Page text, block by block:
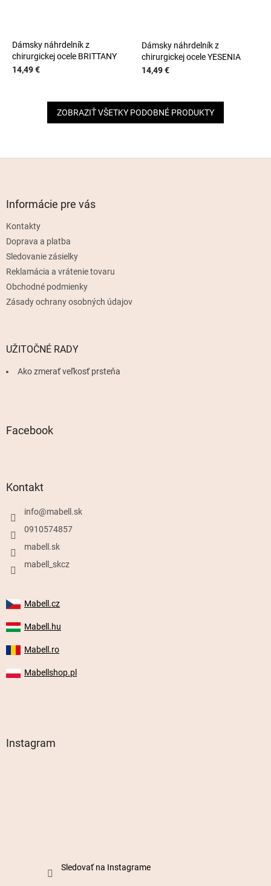
Dámsky náhrdelník z
chirurgickej ocele BRITTANY
14,49 €
Dámsky náhrdelník z
chirurgickej ocele YESENIA
14,49 €
ZOBRAZIŤ VŠETKY PODOBNÉ PRODUKTY
Informácie pre vás
Kontakty
Doprava a platba
Sledovanie zásielky
Reklamácia a vrátenie tovaru
Obchodné podmienky
Zásady ochrany osobných údajov
UŽITOČNÉ RADY
Ako zmerať veľkosť prsteňa
Facebook
Kontakt
info@mabell.sk
0910574857
mabell.sk
mabell_skcz
Mabell.cz
Mabell.hu
Mabell.ro
Mabellshop.pl
Instagram
Sledovať na Instagrame